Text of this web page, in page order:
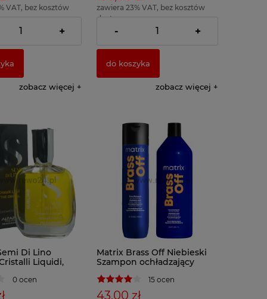
VAT, bez kosztów
42,00 zł ) +
zobacz więcej
zawiera 23% VAT, bez kosztów
dostawy
( 1 x 100ml = 97,50 zł )
- +
do koszyka
zobacz więcej
Di Lino
Liquidi,
0 ocen
Matrix Brass Off Niebieski
Szampon ochładzający
15 ocen
43,00 zł